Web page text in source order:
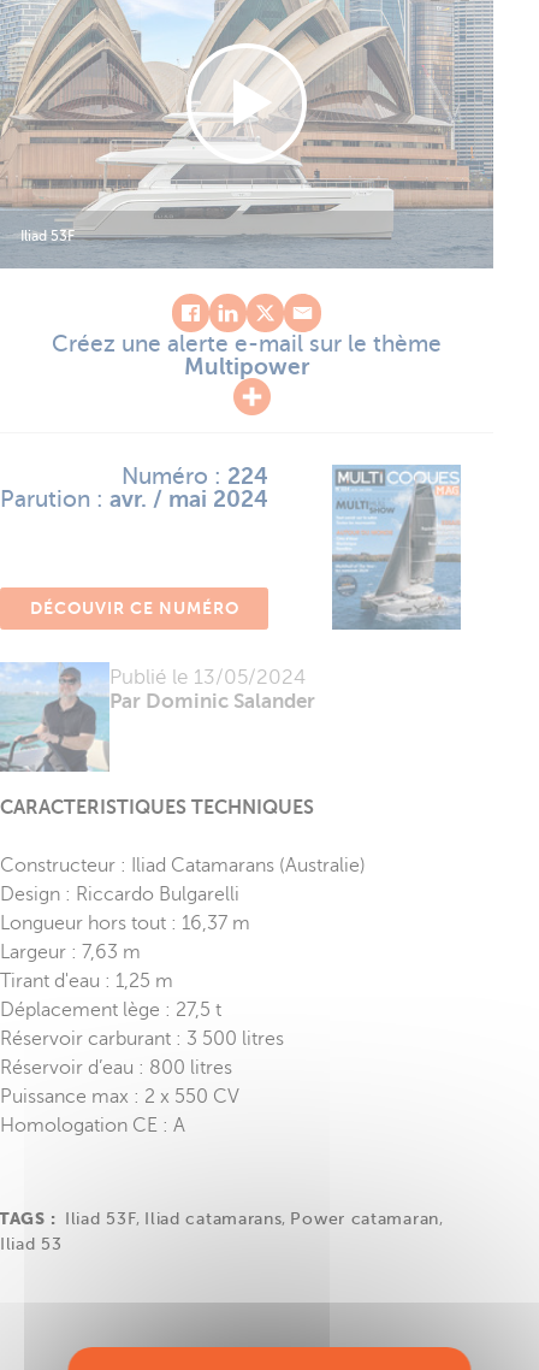
Iliad 53F
Créez une alerte e-mail sur le thème
Multipower
Publié le 13/05/2024
Par Dominic Salander
Numéro : 224
Parution : avr. / mai 2024
DÉCOUVIR CE NUMÉRO
CARACTERISTIQUES TECHNIQUES
Constructeur : Iliad Catamarans (Australie)
Design : Riccardo Bulgarelli
Longueur hors tout : 16,37 m
Largeur : 7,63 m
Tirant d'eau : 1,25 m
Déplacement lège : 27,5 t
Réservoir carburant : 3 500 litres
Réservoir d’eau : 800 litres
Puissance max : 2 x 550 CV
Homologation CE : A
TAGS : Iliad 53F, Iliad catamarans, Power catamaran,
Iliad 53